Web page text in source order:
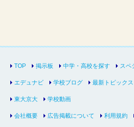
TOP 掲示板 中学・高校を探す スペ
エデュナビ 学校ブログ 最新トピックス
東大京大 学校動画
会社概要 広告掲載について 利用規約